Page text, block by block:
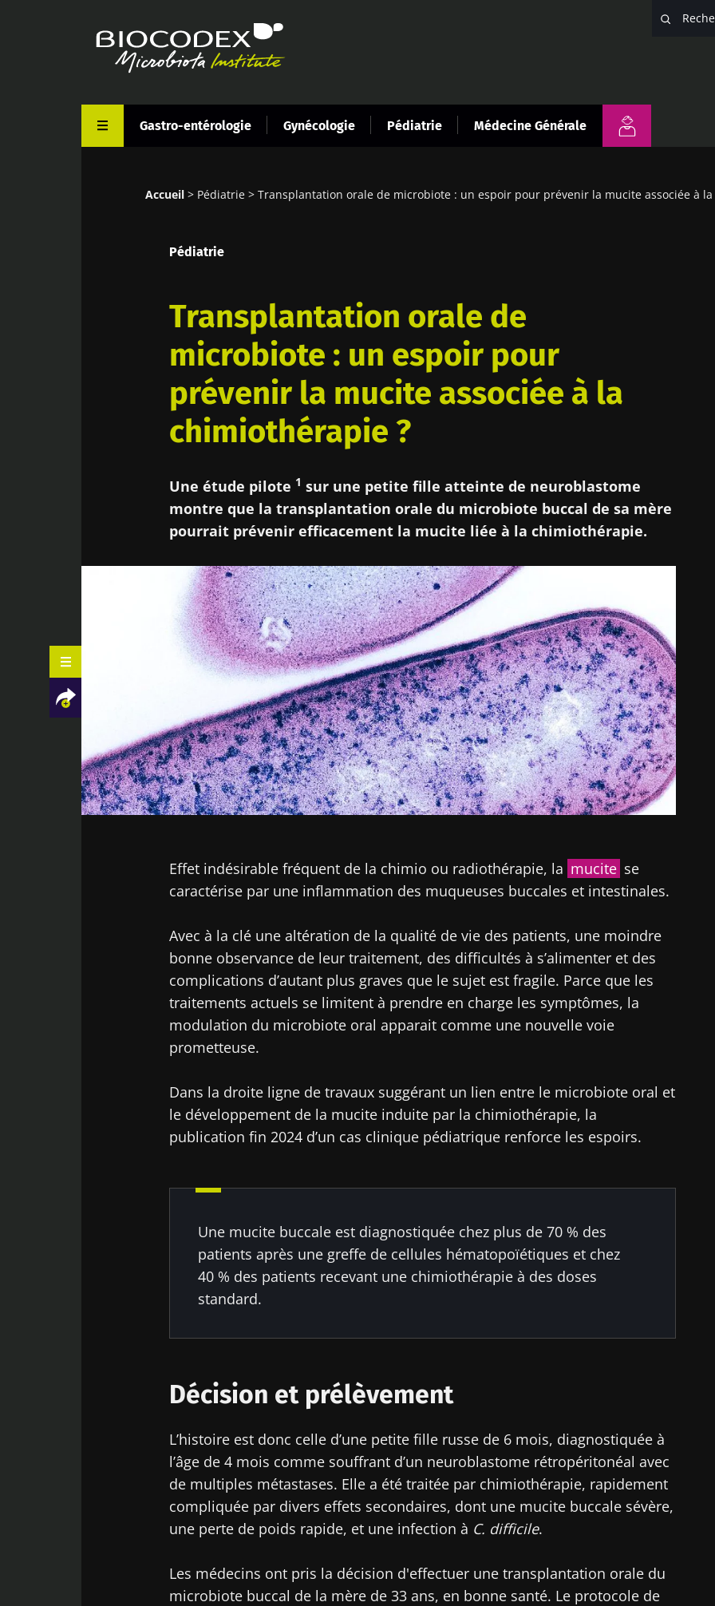
Gastro-entérologie Gynécologie Pédiatrie Médecine Générale
Accueil Pédiatrie Transplantation orale de microbiote : un espoir pour prévenir la mucite associée à
Pédiatrie
Transplantation orale de
microbiote : un espoir pour
prévenir la mucite associée à la
chimiothérapie ?
Une étude pilote 1 sur une petite fille atteinte de neuroblastome
montre que la transplantation orale du microbiote buccal de sa mère
pourrait prévenir efficacement la mucite liée à la chimiothérapie.
Facebook
TwitterLinkedIn
Mail
Effet indésirable fréquent de la chimio ou radiothérapie, la mucite se
caractérise par une inflammation des muqueuses buccales et intestinales.
Avec à la clé une altération de la qualité de vie des patients, une moindre
bonne observance de leur traitement, des difficultés à s’alimenter et des
complications d’autant plus graves que le sujet est fragile. Parce que les
traitements actuels se limitent à prendre en charge les symptômes, la
modulation du microbiote oral apparait comme une nouvelle voie
prometteuse.
Dans la droite ligne de travaux suggérant un lien entre le microbiote oral et
le développement de la mucite induite par la chimiothérapie, la
publication fin 2024 d’un cas clinique pédiatrique renforce les espoirs.
Une mucite buccale est diagnostiquée chez plus de 70 % des
patients après une greffe de cellules hématopoïétiques et chez
40 % des patients recevant une chimiothérapie à des doses
standard.
Décision et prélèvement
L’histoire est donc celle d’une petite fille russe de 6 mois, diagnostiquée à
l’âge de 4 mois comme souffrant d’un neuroblastome rétropéritonéal avec
de multiples métastases. Elle a été traitée par chimiothérapie, rapidement
compliquée par divers effets secondaires, dont une mucite buccale sévère,
une perte de poids rapide, et une infection à C. difficile.
Les médecins ont pris la décision d'effectuer une transplantation orale du
microbiote buccal de la mère de 33 ans, en bonne santé. Le protocole de
Ne partez pas si vite !
Rejoignez la communauté Microbiota des professionnels de santé et
chercheurs et recevez le "Microbiota Digest" et le "HCP Magazine"
courant des dernières actualités sur le microbiote.